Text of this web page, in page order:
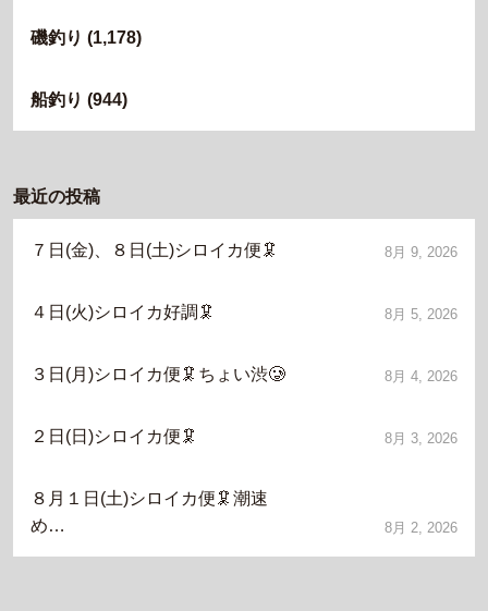
磯釣り (1,178)
船釣り (944)
最近の投稿
７日(金)、８日(土)シロイカ便🦑 8月 9, 2026
４日(火)シロイカ好調🦑 8月 5, 2026
３日(月)シロイカ便🦑ちょい渋🥲 8月 4, 2026
２日(日)シロイカ便🦑 8月 3, 2026
８月１日(土)シロイカ便🦑潮速
め…
8月 2, 2026